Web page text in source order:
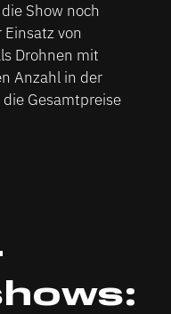
Show noch
von
Drohnen mit
Anzahl in der
Gesamtpreise